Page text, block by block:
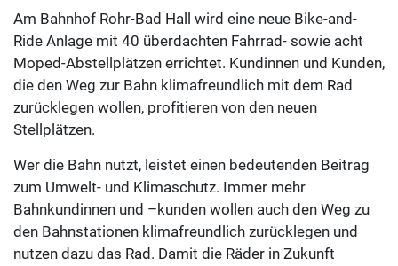
Am Bahnhof Rohr-Bad Hall wird eine neue Bike-and-
Ride Anlage mit 40 überdachten Fahrrad- sowie acht
Moped-Abstellplätzen errichtet. Kundinnen und Kunden,
die den Weg zur Bahn klimafreundlich mit dem Rad
zurücklegen wollen, profitieren von den neuen
Stellplätzen.
Wer die Bahn nutzt, leistet einen bedeutenden Beitrag
zum Umwelt- und Klimaschutz. Immer mehr
Bahnkundinnen und –kunden wollen auch den Weg zu
den Bahnstationen klimafreundlich zurücklegen und
nutzen dazu das Rad. Damit die Räder in Zukunft